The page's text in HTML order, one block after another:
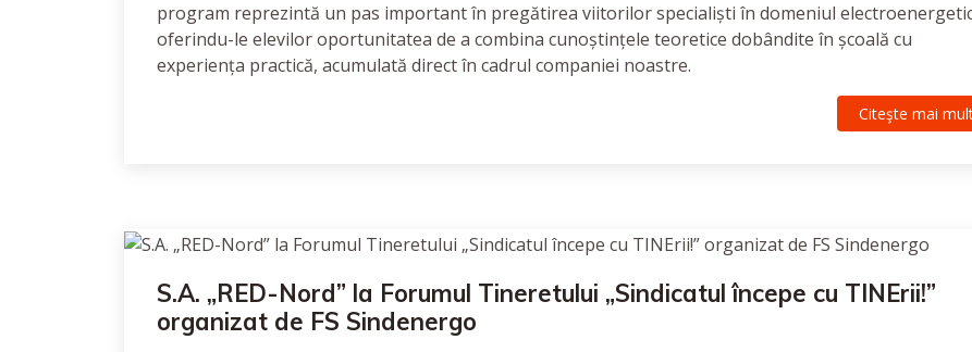
program reprezintă un pas important în pregătirea viitorilor specialiști în domeniul
oferindu-le elevilor oportunitatea de a combina cunoștințele teoretice dobândite în școală cu
experiența practică, acumulată direct în cadrul companiei noastre.
Citeşte mai
S.A. „RED-Nord” la Forumul Tineretului „Sindicatul începe cu TINErii!”
organizat de FS Sindenergo